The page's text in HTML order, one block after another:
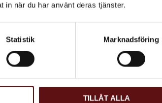
in när du har använt deras tjänster.
Statistik Marknadsföring
TILLÅT ALLA
Black Tea Mulberry,
Mumin te
plåtburk med Mumin motiv.